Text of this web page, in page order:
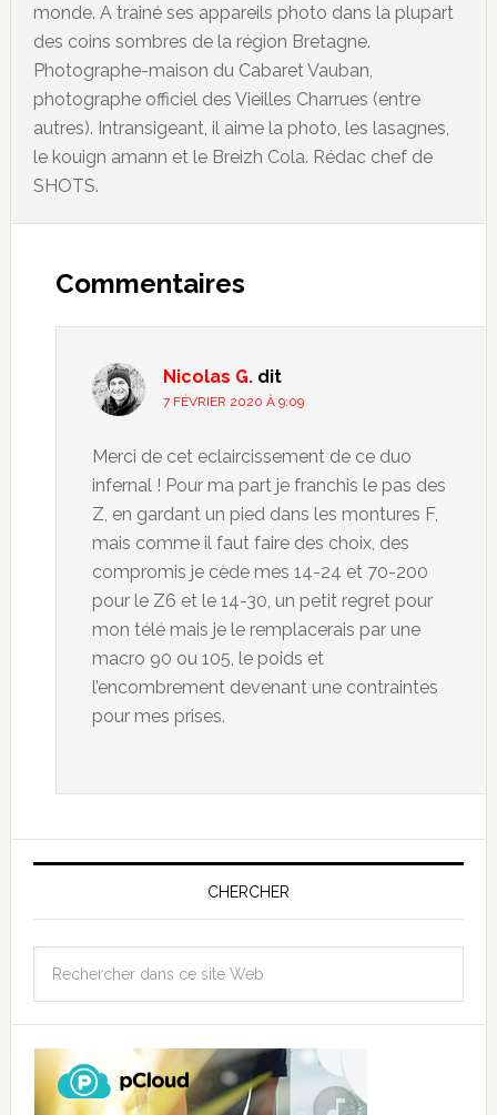
monde. A trainé ses appareils photo dans la plupart
des coins sombres de la région Bretagne.
Photographe-maison du Cabaret Vauban,
photographe officiel des Vieilles Charrues (entre
autres). Intransigeant, il aime la photo, les lasagnes,
le kouign amann et le Breizh Cola. Rédac chef de
SHOTS.
Commentaires
Nicolas G. dit
7 FÉVRIER 2020 À 9:09
Merci de cet eclaircissement de ce duo
infernal ! Pour ma part je franchis le pas des
Z, en gardant un pied dans les montures F,
mais comme il faut faire des choix, des
compromis je cède mes 14-24 et 70-200
pour le Z6 et le 14-30, un petit regret pour
mon télé mais je le remplacerais par une
macro 90 ou 105, le poids et
l’encombrement devenant une contraintes
pour mes prises.
CHERCHER